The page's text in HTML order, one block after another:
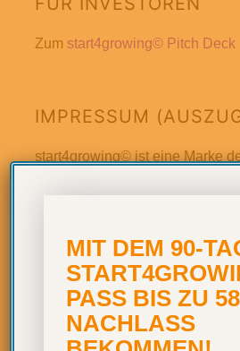
Zum start4growing© Pitch Deck
IMPRESSUM
start4growing© ist eine Marke
gem. § 27a UStG: DE
Gesellschaft:
Ehinger-Tor-Strasse 1, D-88400
Riss.
MIT DEM 90-
PASS BIS ZU
NACHLASS